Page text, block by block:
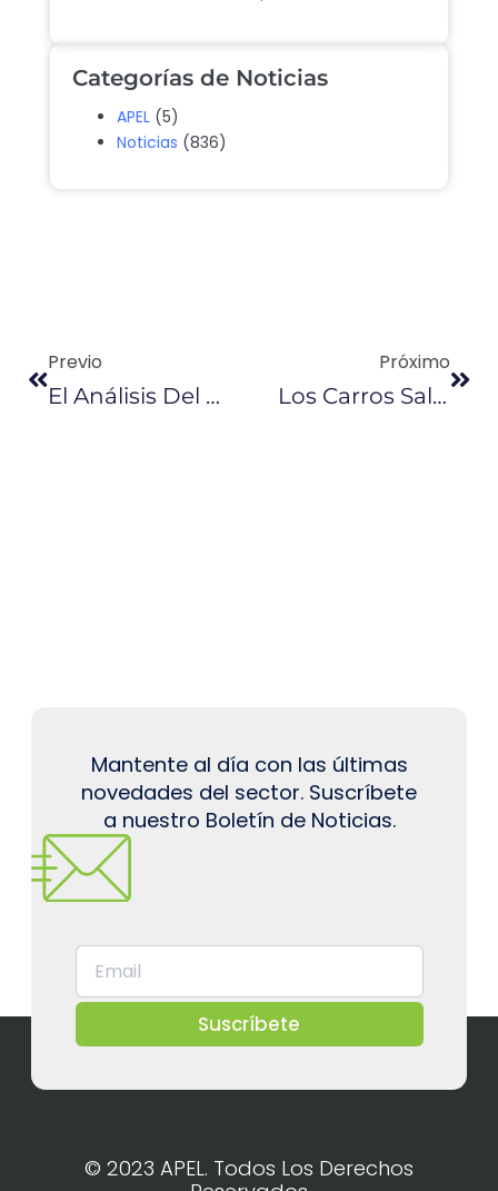
Categorías de Noticias
APEL (5)
Noticias (836)
Previo
El Análisis Del Salario Básico Se Pospuso Para El 27 De Diciembre
Próximo
Los Carros Salen Del Bache Y Se Apuntan Mejores Ventas
Mantente al día con las últimas
novedades del sector. Suscríbete
a nuestro Boletín de Noticias.
Suscríbete
© 2023 APEL. Todos Los Derechos